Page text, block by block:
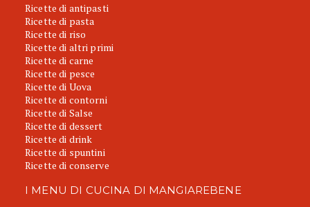
Ricette di antipasti
Ricette di pasta
Ricette di riso
Ricette di altri primi
Ricette di carne
Ricette di pesce
Ricette di Uova
Ricette di contorni
Ricette di Salse
Ricette di dessert
Ricette di drink
Ricette di spuntini
Ricette di conserve
I MENU DI CUCINA DI MANGIAREBENE